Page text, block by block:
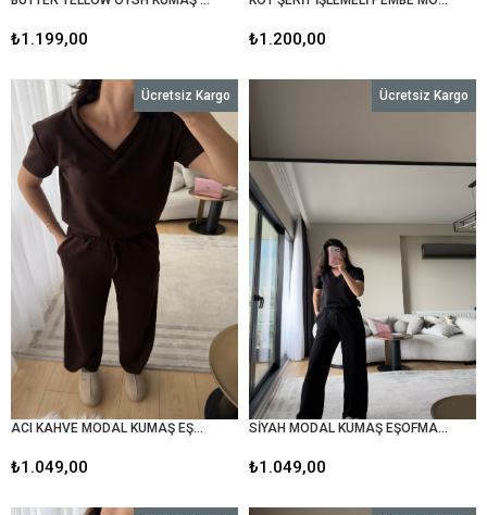
₺1.199,00 ₺1.200,00
ACI KAHVE MODAL KUMAŞ EŞOFMAN TAKIMI
₺1.049,00
Ücretsiz Kargo
SİYAH MODAL KUMAŞ EŞOFMAN TAKIMI
₺1.049,00
Ücretsiz Kargo